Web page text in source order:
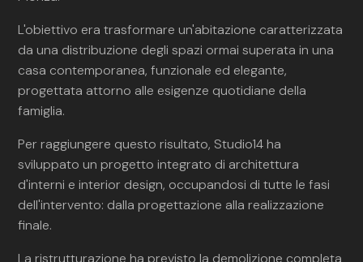
L'obiettivo era trasformare un'abitazione caratterizzata
da una distribuzione degli spazi ormai superata in una
casa contemporanea, funzionale ed elegante,
progettata attorno alle esigenze quotidiane della
famiglia.
Per raggiungere questo risultato, Studio14 ha
sviluppato un progetto integrato di architettura
d'interni e interior design, occupandosi di tutte le fasi
dell'intervento: dalla progettazione alla realizzazione
finale.
La ristrutturazione ha previsto la demolizione completa